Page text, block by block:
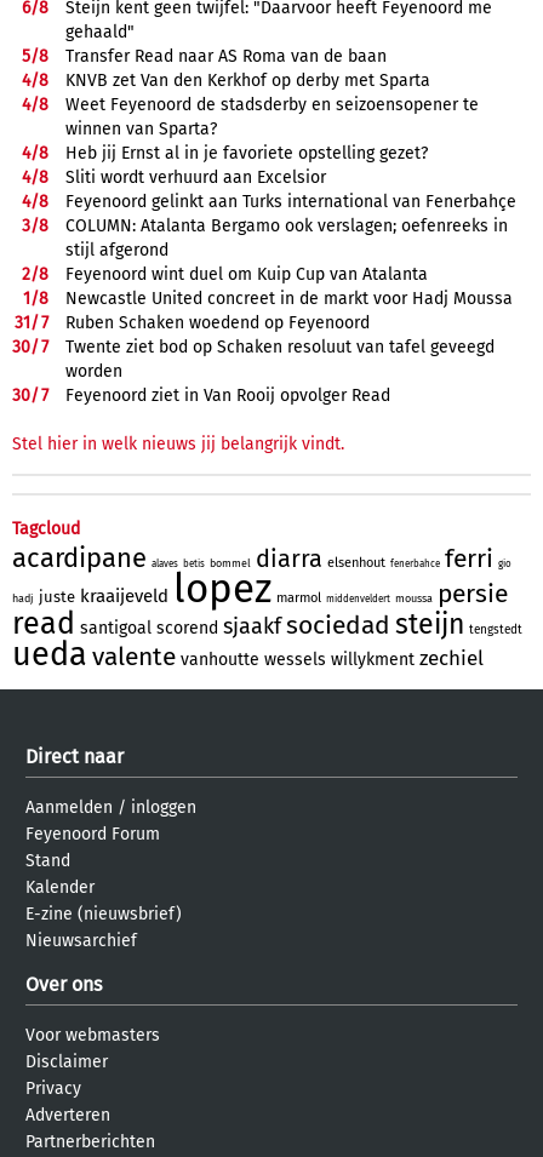
6/8
Steijn kent geen twijfel: "Daarvoor heeft Feyenoord me
gehaald"
5/8
Transfer Read naar AS Roma van de baan
4/8
KNVB zet Van den Kerkhof op derby met Sparta
4/8
Weet Feyenoord de stadsderby en seizoensopener te
winnen van Sparta?
4/8
Heb jij Ernst al in je favoriete opstelling gezet?
4/8
Sliti wordt verhuurd aan Excelsior
4/8
Feyenoord gelinkt aan Turks international van Fenerbahçe
3/8
COLUMN: Atalanta Bergamo ook verslagen; oefenreeks in
stijl afgerond
2/8
Feyenoord wint duel om Kuip Cup van Atalanta
1/8
Newcastle United concreet in de markt voor Hadj Moussa
31/7
Ruben Schaken woedend op Feyenoord
30/7
Twente ziet bod op Schaken resoluut van tafel geveegd
worden
30/7 Feyenoord ziet in Van Rooij opvolger Read
Stel hier in welk nieuws jij belangrijk vindt.
Tagcloud
acardipane alaves betis bommel diarra elsenhout fenerbahce ferri gio
hadj juste kraaijeveld lopez marmol middenveldert moussa persie
read santigoal scorend sjaakfsociedad steijn tengstedt
uedavalente vanhoutte wessels willykment zechiel
Direct naar
Aanmelden / inloggen
Feyenoord Forum
Stand
Kalender
E-zine (nieuwsbrief)
Nieuwsarchief
Over ons
Voor webmasters
Disclaimer
Privacy
Adverteren
Partnerberichten